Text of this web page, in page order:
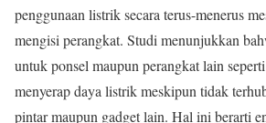
penggunaan listrik secara terus-menerus
mengisi perangkat. Studi menunjukkan
untuk ponsel maupun perangkat lain
menyerap daya listrik meskipun tidak
pintar maupun gadget lain. Hal ini berarti